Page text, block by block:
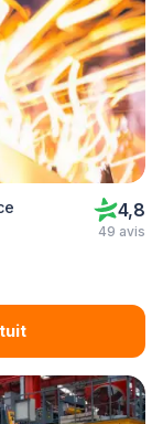
4,8
49 avis